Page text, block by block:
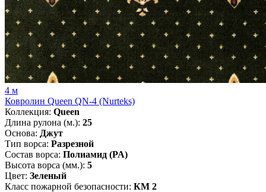
4 м
Ковролин Queen QN-4 (Nurteks)
Коллекция: Queen
Длина рулона (м.): 25
Основа: Джут
Тип ворса: Разрезной
Состав ворса: Полиамид (PA)
Высота ворса (мм.): 5
Цвет: Зеленый
Класс пожарной безопасности: КМ 2